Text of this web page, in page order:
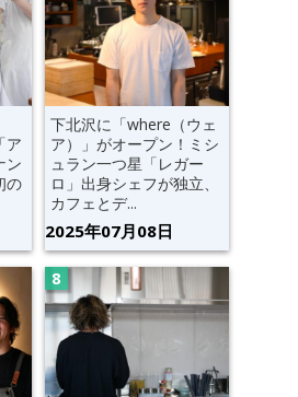
ア
ン
の
下北沢に「where（ウェ
ア）」がオープン！ミシ
ュラン一つ星「レガー
ロ」出身シェフが独立、
カフェとデ...
2025年07月08日